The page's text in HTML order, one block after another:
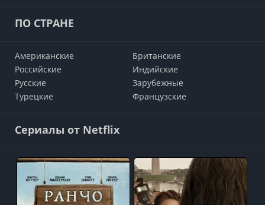
ПО СТРАНЕ
Американские
Британские
Российские
Индийские
Русские
Зарубежные
Турецкие
Французские
Сериалы от Netflix